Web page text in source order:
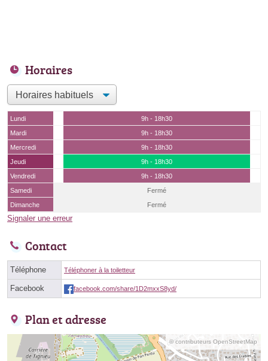
Horaires
Lundi
9h - 18h30
Mardi
9h - 18h30
Mercredi
9h - 18h30
Jeudi
9h - 18h30
Vendredi
9h - 18h30
Samedi
Fermé
Dimanche
Fermé
Signaler une erreur
Contact
Téléphone Téléphoner à la toiletteur
Facebook facebook.com/share/1D2mxxS8yd/
Plan et adresse
© contributeurs OpenStreetMap